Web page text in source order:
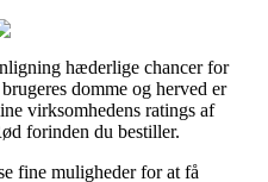
hæderlige chancer for
domme og herved er
virksomhedens ratings af
forinden du bestiller.
fine muligheder for at få